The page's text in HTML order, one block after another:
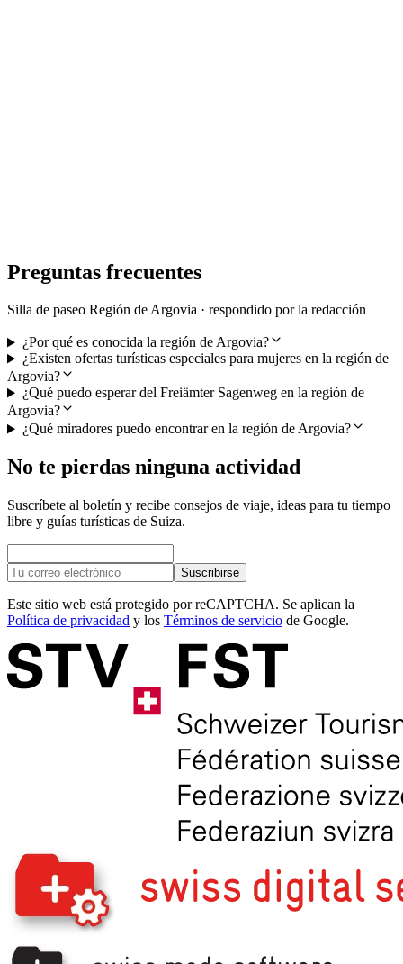
Preguntas frecuentes
Silla de paseo Región de Argovia · respondido por la redacción
¿Por qué es conocida la región de Argovia?
¿Existen ofertas turísticas especiales para mujeres en la región de
Argovia?
¿Qué puedo esperar del Freiämter Sagenweg en la región de
Argovia?
¿Qué miradores puedo encontrar en la región de Argovia?
No te pierdas ninguna actividad
Suscríbete al boletín y recibe consejos de viaje, ideas para tu tiempo
libre y guías turísticas de Suiza.
Suscribirse
Este sitio web está protegido por reCAPTCHA. Se aplican la
Política de privacidad y los Términos de servicio de Google.